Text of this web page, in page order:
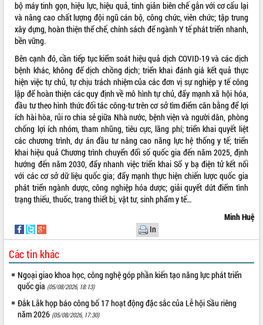
bộ máy tinh gọn, hiệu lực, hiệu quả, tinh giản biên chế gắn với cơ cấu lại
và nâng cao chất lượng đội ngũ cán bộ, công chức, viên chức; tập trung
xây dựng, hoàn thiện thể chế, chính sách để ngành Y tế phát triển nhanh,
bền vững.
Bên cạnh đó, cần tiếp tục kiểm soát hiệu quả dịch COVID-19 và các dịch
bệnh khác, không để dịch chồng dịch; triển khai đánh giá kết quả thực
hiện việc tự chủ, tự chịu trách nhiệm của các đơn vị sự nghiệp y tế công
lập để hoàn thiện các quy định về mô hình tự chủ, đẩy mạnh xã hội hóa,
đầu tư theo hình thức đối tác công-tư trên cơ sở tìm điểm cân bằng để lợi
ích hài hòa, rủi ro chia sẻ giữa Nhà nước, bệnh viện và người dân, phòng
chống lợi ích nhóm, tham nhũng, tiêu cực, lãng phí; triển khai quyết liệt
các chương trình, dự án đầu tư nâng cao năng lực hệ thống y tế; triển
khai hiệu quả Chương trình chuyển đổi số quốc gia đến năm 2025, định
hướng đến năm 2030, đẩy nhanh việc triển khai Sổ y bạ điện tử kết nối
với các cơ sở dữ liệu quốc gia; đẩy mạnh thực hiện chiến lược quốc gia
phát triển ngành dược, công nghiệp hóa dược; giải quyết dứt điểm tình
trạng thiếu, thuốc, trang thiết bị, vật tư, sinh phẩm y tế…
Minh Huệ
In
Các tin khác
Ngoại giao khoa học, công nghệ góp phần kiến tạo năng lực phát triển
quốc gia (05/08/2026, 18:13)
Đắk Lắk họp báo công bố 17 hoạt động đặc sắc của Lễ hội Sầu riêng
năm 2026 (05/08/2026, 17:30)